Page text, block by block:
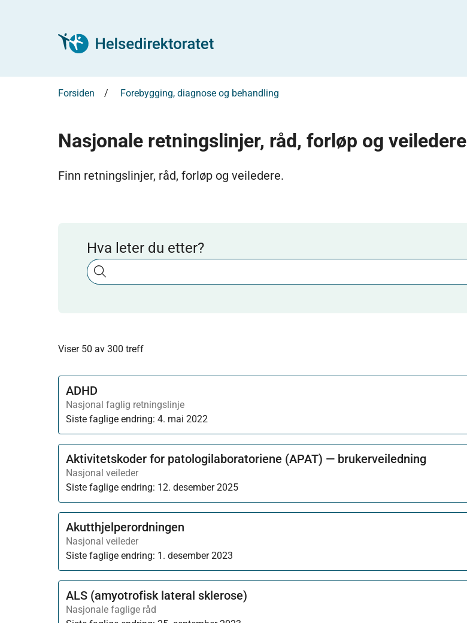
Forsiden Forebygging, diagnose og behandling
Nasjonale retningslinjer, råd, forløp og veiledere
Finn retningslinjer, råd, forløp og veiledere.
Hva leter du etter?
Viser 50 av 300 treff
ADHD
Nasjonal faglig retningslinje
Siste faglige endring: 4. mai 2022
Aktivitetskoder for patologilaboratoriene (APAT) — brukerveiledning
Nasjonal veileder
Siste faglige endring: 12. desember 2025
Akutthjelperordningen
Nasjonal veileder
Siste faglige endring: 1. desember 2023
ALS (amyotrofisk lateral sklerose)
Nasjonale faglige råd